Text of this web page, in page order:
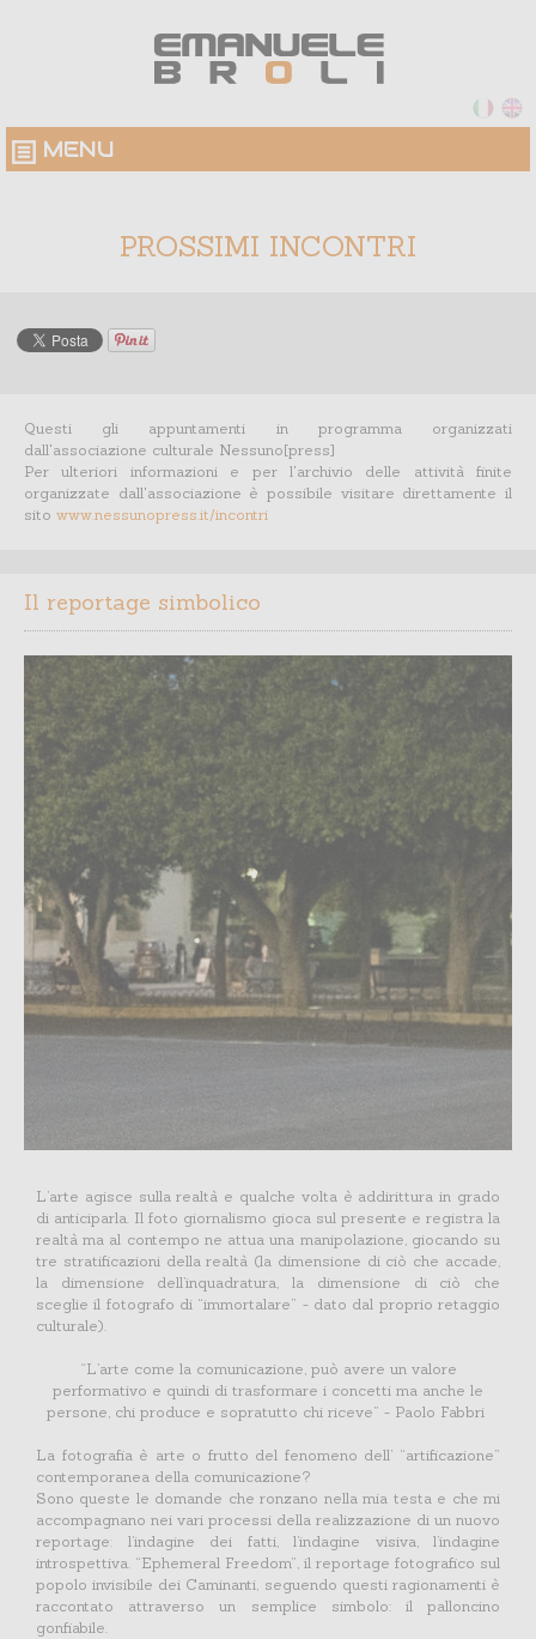
MENU
PROSSIMI INCONTRI
Questi gli appuntamenti in programma organizzati
dall'associazione culturale Nessuno[press]
Per ulteriori informazioni e per l'archivio delle attività finite
organizzate dall'associazione è possibile visitare direttamente il
sito www.nessunopress.it/incontri
Il reportage simbolico
L’arte agisce sulla realtà e qualche volta è addirittura in grado
di anticiparla. Il foto giornalismo gioca sul presente e registra la
realtà ma al contempo ne attua una manipolazione, giocando su
tre stratificazioni della realtà (la dimensione di ciò che accade,
la dimensione dell’inquadratura, la dimensione di ciò che
sceglie il fotografo di “immortalare” - dato dal proprio retaggio
culturale).
“L’arte come la comunicazione, può avere un valore
performativo e quindi di trasformare i concetti ma anche le
persone, chi produce e sopratutto chi riceve” - Paolo Fabbri
La fotografia è arte o frutto del fenomeno dell’ “artificazione”
contemporanea della comunicazione?
Sono queste le domande che ronzano nella mia testa e che mi
accompagnano nei vari processi della realizzazione di un nuovo
reportage: l’indagine dei fatti, l’indagine visiva, l’indagine
introspettiva. “Ephemeral Freedom”, il reportage fotografico sul
popolo invisibile dei Caminanti, seguendo questi ragionamenti è
raccontato attraverso un semplice simbolo: il palloncino
gonfiabile.